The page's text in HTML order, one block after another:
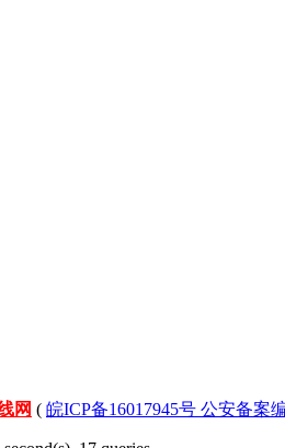
网 ( 皖ICP备16017945号 公安备案